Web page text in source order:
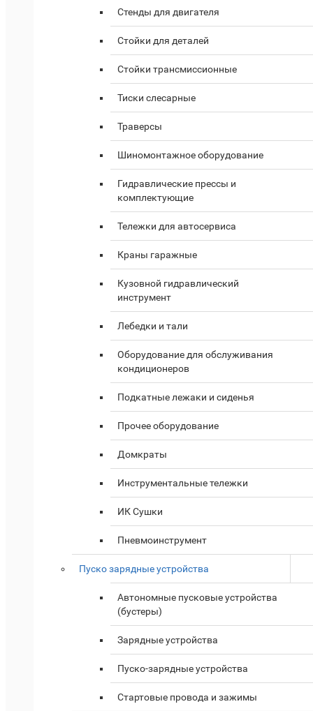
Стенды для двигателя
Стойки для деталей
Стойки трансмиссионные
Тиски слесарные
Траверсы
Шиномонтажное оборудование
Гидравлические прессы и
комплектующие
Тележки для автосервиса
Краны гаражные
Кузовной гидравлический
инструмент
Лебедки и тали
Оборудование для обслуживания
кондиционеров
Подкатные лежаки и сиденья
Прочее оборудование
Домкраты
Инструментальные тележки
ИК Сушки
Пневмоинструмент
Пуско зарядные устройства
Автономные пусковые устройства
(бустеры)
Зарядные устройства
Пуско-зарядные устройства
Стартовые провода и зажимы